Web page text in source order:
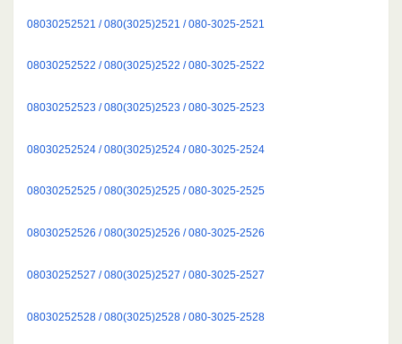
08030252521 / 080(3025)2521 / 080-3025-2521
08030252522 / 080(3025)2522 / 080-3025-2522
08030252523 / 080(3025)2523 / 080-3025-2523
08030252524 / 080(3025)2524 / 080-3025-2524
08030252525 / 080(3025)2525 / 080-3025-2525
08030252526 / 080(3025)2526 / 080-3025-2526
08030252527 / 080(3025)2527 / 080-3025-2527
08030252528 / 080(3025)2528 / 080-3025-2528